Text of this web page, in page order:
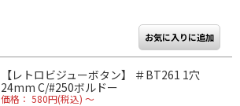
【レトロビジューボタン】 ＃BT261 1穴
24mm C/#250ボルドー
価格： 580円(税込) ～